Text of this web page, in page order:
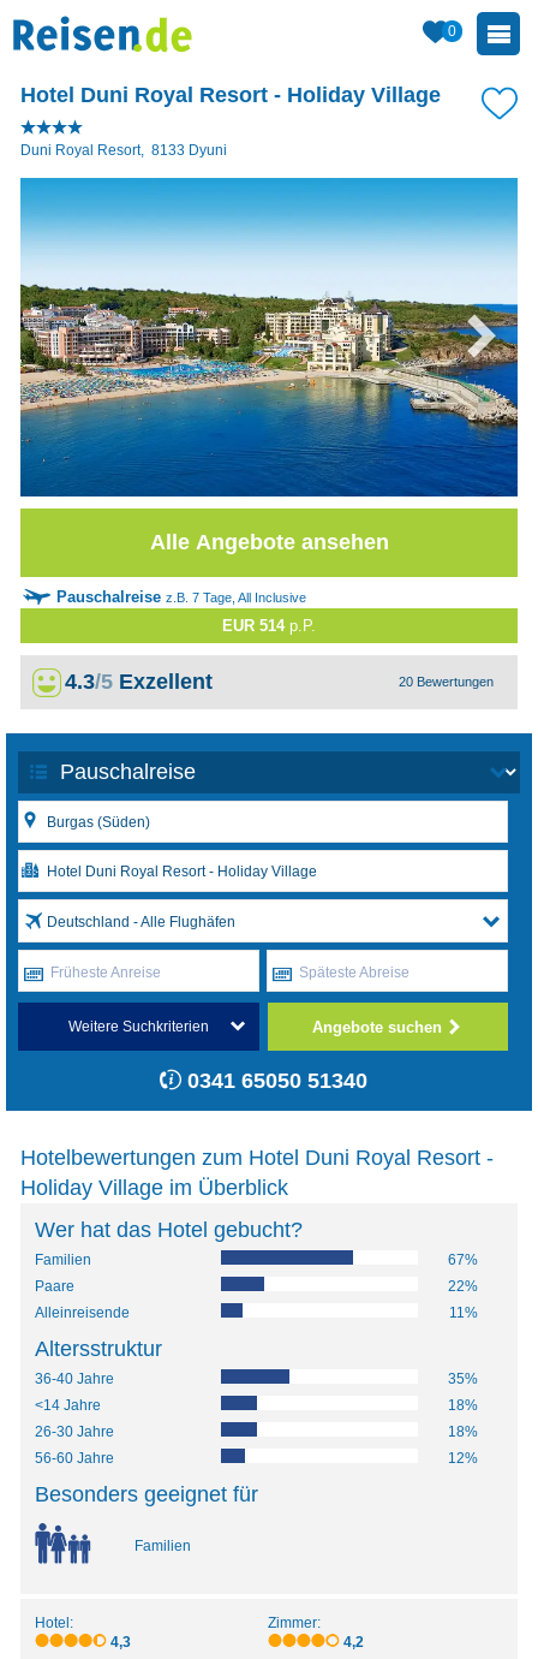
0
Hotel Duni Royal Resort - Holiday Village
Duni Royal Resort, 8133 Dyuni
Alle Angebote ansehen
Pauschalreise z.B. 7 Tage, All Inclusive
EUR 514 p.P.
4.3/5 Exzellent 20 Bewertungen
Deutschland - Alle Flughäfen
Früheste Anreise Späteste Abreise
Weitere Suchkriterien Angebote suchen
0341 65050 51340
Hotelbewertungen zum Hotel Duni Royal Resort -
Holiday Village im Überblick
Wer hat das Hotel gebucht?
Familien
67%
Paare
22%
Alleinreisende
11%
Altersstruktur
36-40 Jahre
35%
<14 Jahre
18%
26-30 Jahre
18%
56-60 Jahre
12%
Besonders geeignet für
Familien
Hotel:
4,3
Zimmer:
4,2